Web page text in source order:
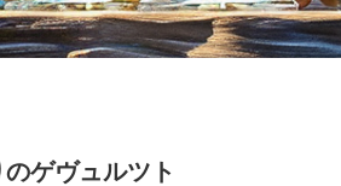
ゲヴュルツト